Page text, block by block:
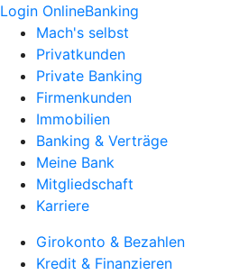
Login OnlineBanking
Mach's selbst
Privatkunden
Private Banking
Firmenkunden
Immobilien
Banking & Verträge
Meine Bank
Mitgliedschaft
Karriere
Girokonto & Bezahlen
Kredit & Finanzieren